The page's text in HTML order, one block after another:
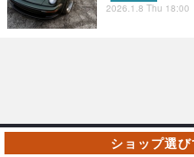
2026.1.8 Thu 18:00